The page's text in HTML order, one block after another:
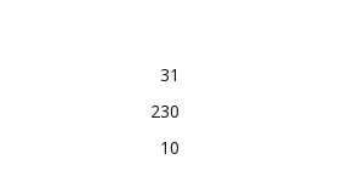
31
230
10